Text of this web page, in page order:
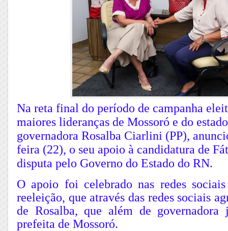
Na reta final do período de campanha
maiores lideranças de Mossoró e do
governadora Rosalba Ciarlini (PP),
feira (22), o seu apoio à candidatura de
disputa pelo Governo do Estado do RN.
O apoio foi celebrado nas redes
reeleição, que através das redes sociais
de Rosalba, que além de
prefeita de Mossoró.